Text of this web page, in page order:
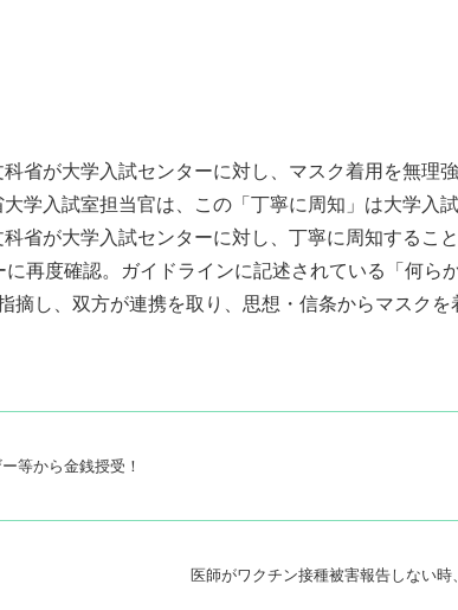
省が大学入試センターに対し、マスク着用を無理
学入試室担当官は、この「丁寧に周知」は大学入
省が大学入試センターに対し、丁寧に周知すること
再度確認。ガイドラインに記述されている「何ら
し、双方が連携を取り、思想・信条からマスク
等から金銭授受！
医師がワクチン接種被害報告しない時